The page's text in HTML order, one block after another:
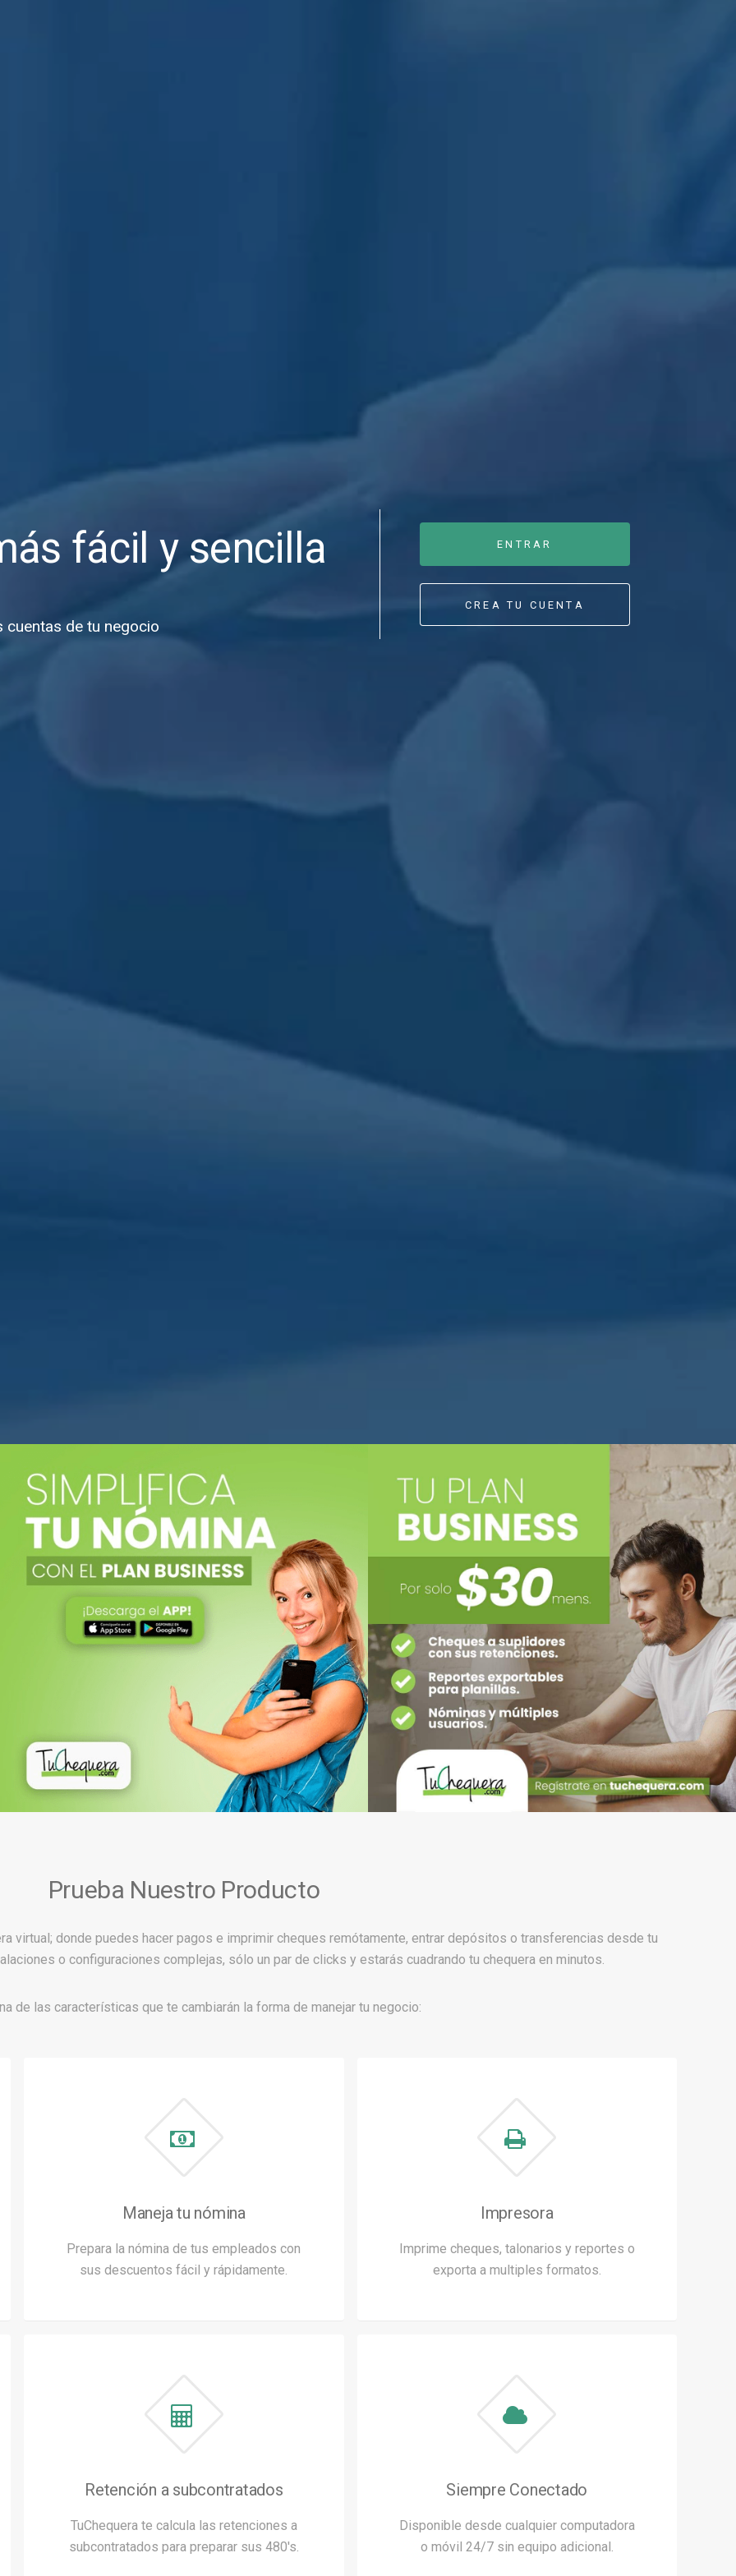
fácil y sencilla
cuentas de tu negocio
ENTRAR
CREA TU CUENTA
Prueba Nuestro Producto
virtual; donde puedes hacer pagos e imprimir cheques remótamente, entrar depósitos o transferencias desde tu
o configuraciones complejas, sólo un par de clicks y estarás cuadrando tu chequera en minutos.
de las características que te cambiarán la forma de manejar tu negocio:
Maneja tu nómina
Prepara la nómina de tus empleados con
sus descuentos fácil y rápidamente.
Impresora
Imprime cheques, talonarios y reportes o
exporta a multiples formatos.
Retención a subcontratados
TuChequera te calcula las retenciones a
subcontratados para preparar sus 480's.
Siempre Conectado
Disponible desde cualquier computadora
o móvil 24/7 sin equipo adicional.